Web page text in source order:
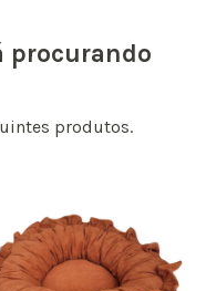
procurando
produtos.